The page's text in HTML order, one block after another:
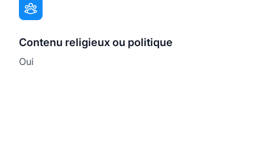
Contenu religieux ou politique
Oui